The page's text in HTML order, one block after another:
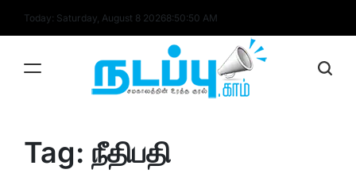
Today: Saturday, August 8 20268:50:50 AM
Tag: நீதிபதி